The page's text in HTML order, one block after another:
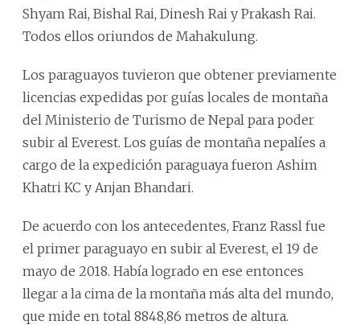
Shyam Rai, Bishal Rai, Dinesh Rai y Prakash Rai.
Todos ellos oriundos de Mahakulung.
Los paraguayos tuvieron que obtener previamente
licencias expedidas por guías locales de montaña
del Ministerio de Turismo de Nepal para poder
subir al Everest. Los guías de montaña nepalíes a
cargo de la expedición paraguaya fueron Ashim
Khatri KC y Anjan Bhandari.
De acuerdo con los antecedentes, Franz Rassl fue
el primer paraguayo en subir al Everest, el 19 de
mayo de 2018. Había logrado en ese entonces
llegar a la cima de la montaña más alta del mundo,
que mide en total 8848,86 metros de altura.